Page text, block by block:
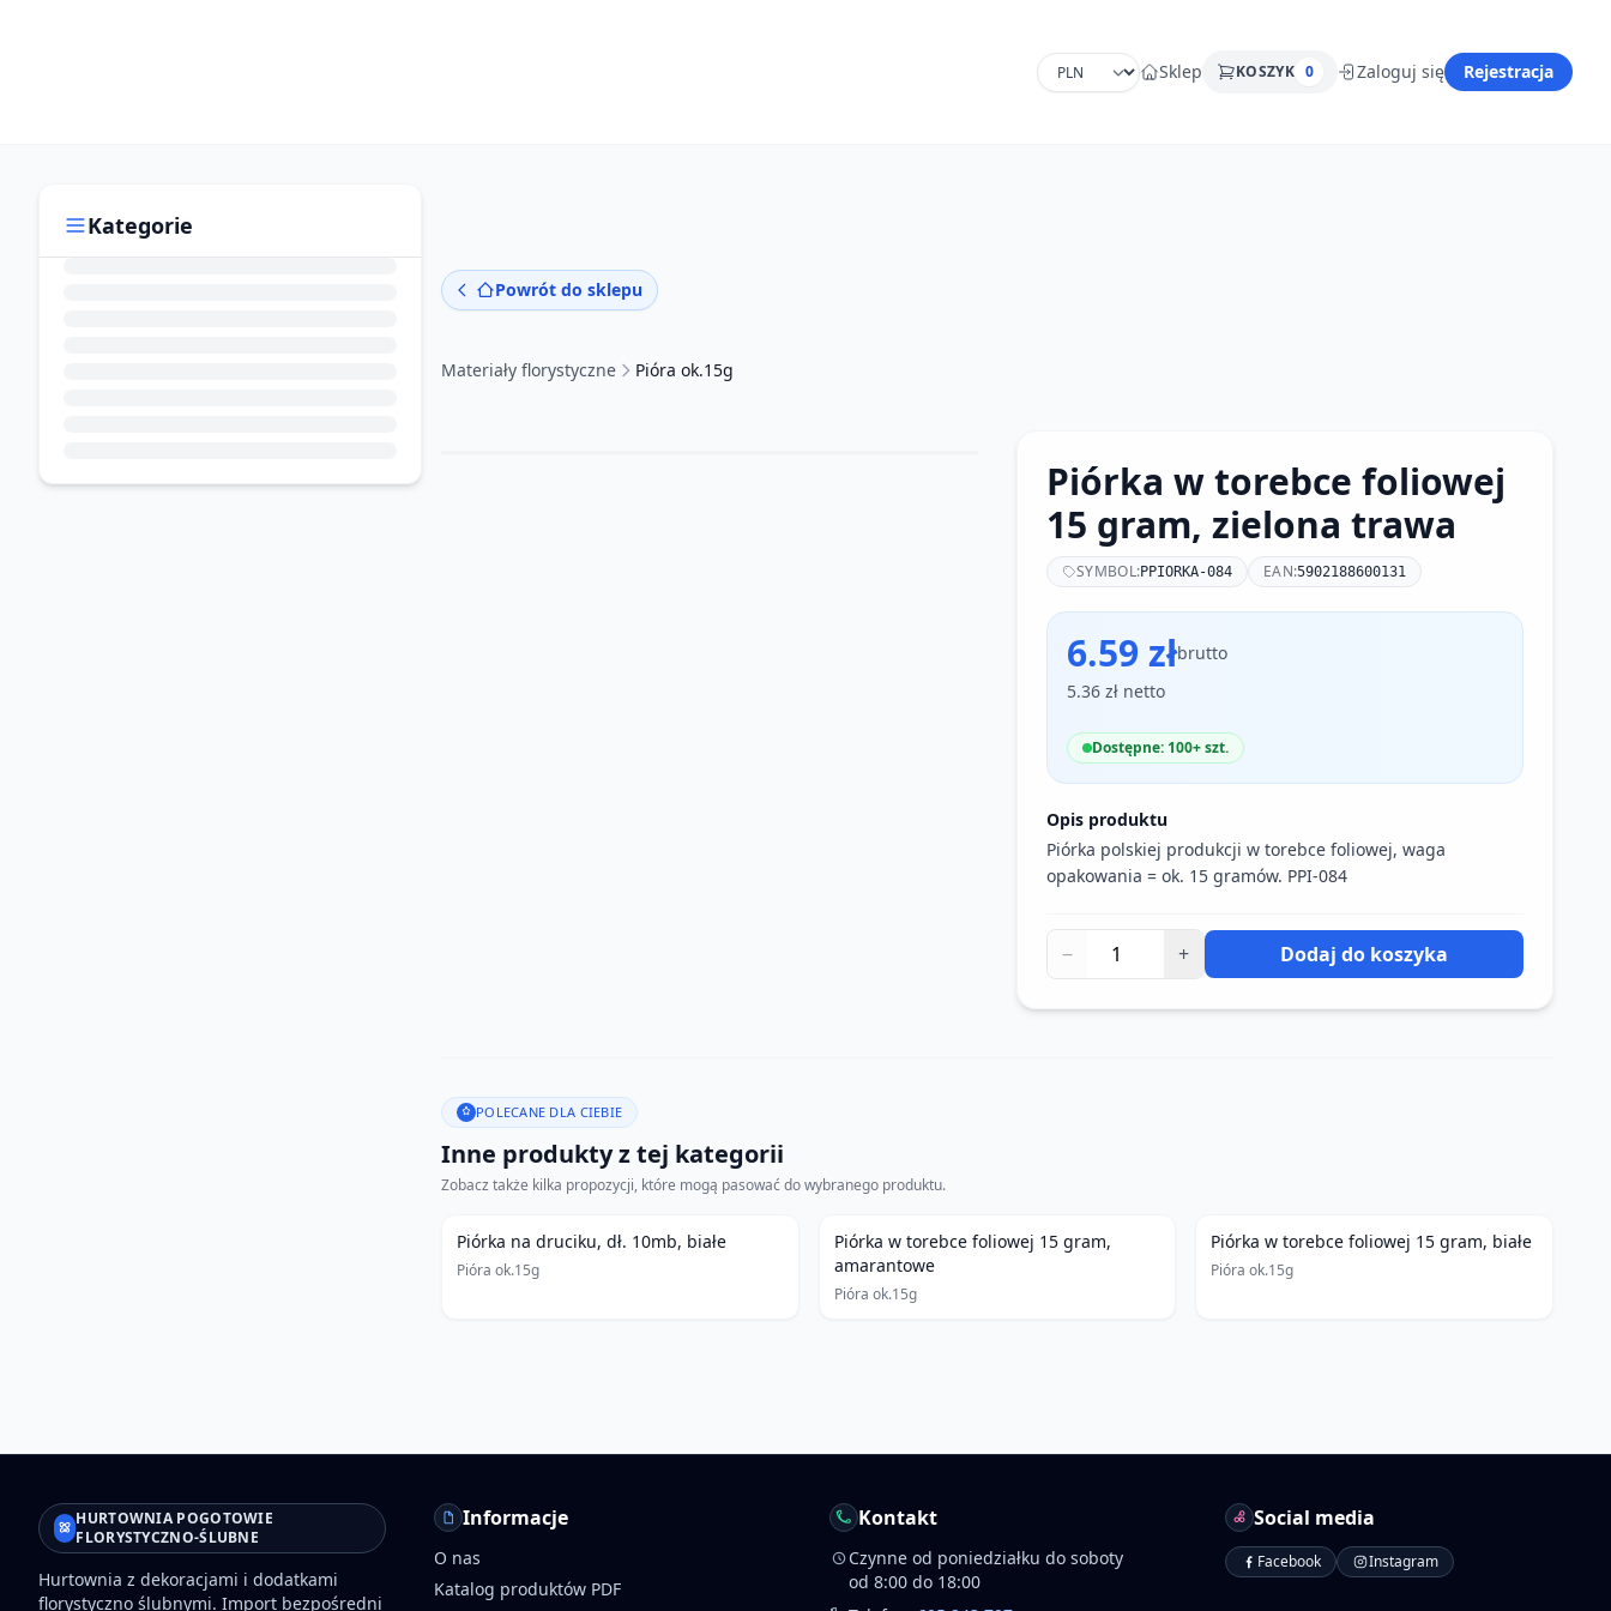
Sklep KOSZYK 0 Zaloguj się Rejestracja
Kategorie
Powrót do sklepu
Materiały florystyczne Pióra ok.15g
Piórka w torebce foliowej
15 gram, zielona trawa
SYMBOL:PPIORKA-084 EAN:5902188600131
6.59 złbrutto
5.36 zł netto
Dostępne: 100+ szt.
Opis produktu
Piórka polskiej produkcji w torebce foliowej, waga
opakowania = ok. 15 gramów. PPI-084
− + Dodaj do koszyka
POLECANE DLA CIEBIE
Inne produkty z tej kategorii
Zobacz także kilka propozycji, które mogą pasować do wybranego produktu.
Piórka na druciku, dł. 10mb, białe
Pióra ok.15g
Piórka w torebce foliowej 15 gram,
amarantowe
Pióra ok.15g
Piórka w torebce foliowej 15 gram, białe
Pióra ok.15g
HURTOWNIA POGOTOWIE
FLORYSTYCZNO-ŚLUBNE
Hurtownia z dekoracjami i dodatkami
florystyczno ślubnymi. Import bezpośredni
Informacje
O nas
Katalog produktów PDF
Kontakt
Czynne od poniedziałku do soboty
od 8:00 do 18:00
Social media
Facebook Instagram